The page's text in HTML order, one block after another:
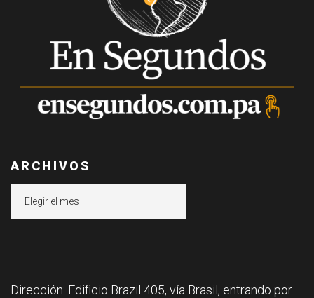
ARCHIVOS
Dirección: Edificio Brazil 405, vía Brasil, entrando por